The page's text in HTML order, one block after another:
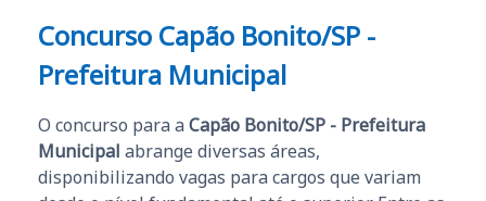
Concurso Capão Bonito/SP -
Prefeitura Municipal
O concurso para a Capão Bonito/SP - Prefeitura
Municipal abrange diversas áreas,
disponibilizando vagas para cargos que variam